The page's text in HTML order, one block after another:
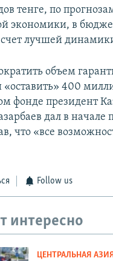
тенге, по
экономики, в
счет лучшей
объем
«оставить» 400
фонде президент
дал в начале
что «все
Follow us
интересно
ЦЕНТРАЛЬНАЯ